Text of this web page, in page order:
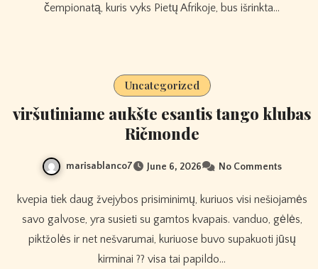
čempionatą, kuris vyks Pietų Afrikoje, bus išrinkta…
Uncategorized
viršutiniame aukšte esantis tango klubas
Ričmonde
marisablanco7 June 6, 2026 No Comments
kvepia tiek daug žvejybos prisiminimų, kuriuos visi nešiojamės
savo galvose, yra susieti su gamtos kvapais. vanduo, gėlės,
piktžolės ir net nešvarumai, kuriuose buvo supakuoti jūsų
kirminai ?? visa tai papildo…